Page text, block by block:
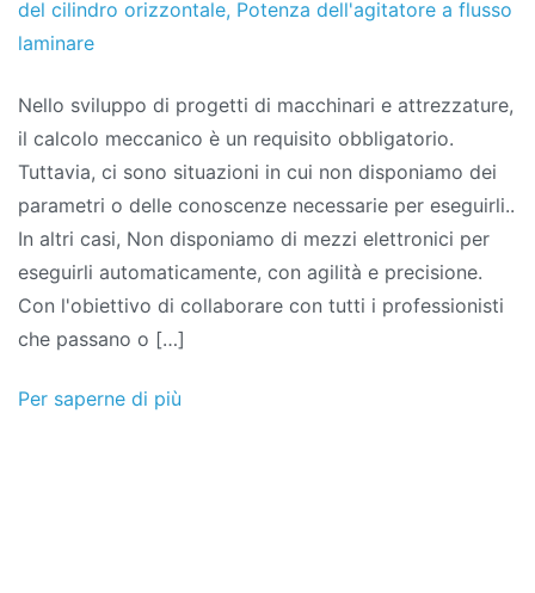
del cilindro orizzontale, Potenza dell'agitatore a flusso
laminare
Nello sviluppo di progetti di macchinari e attrezzature,
il calcolo meccanico è un requisito obbligatorio.
Tuttavia, ci sono situazioni in cui non disponiamo dei
parametri o delle conoscenze necessarie per eseguirli..
In altri casi, Non disponiamo di mezzi elettronici per
eseguirli automaticamente, con agilità e precisione.
Con l'obiettivo di collaborare con tutti i professionisti
che passano o […]
Per saperne di più